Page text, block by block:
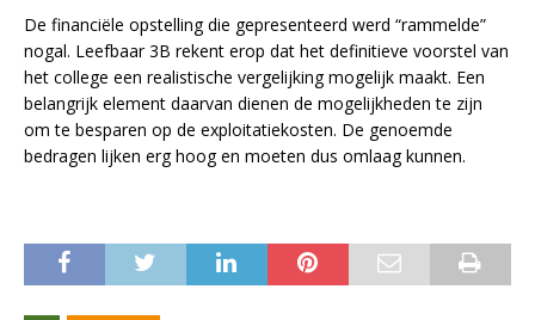
De financiële opstelling die gepresenteerd werd “rammelde”
nogal. Leefbaar 3B rekent erop dat het definitieve voorstel van
het college een realistische vergelijking mogelijk maakt. Een
belangrijk element daarvan dienen de mogelijkheden te zijn
om te besparen op de exploitatiekosten. De genoemde
bedragen lijken erg hoog en moeten dus omlaag kunnen.